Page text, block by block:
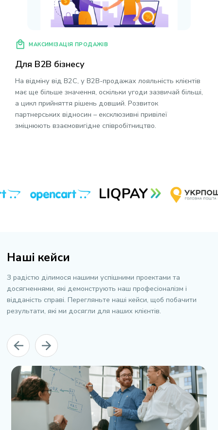
МАКСИМІЗАЦІЯ ПРОДАЖІВ
Для B2B бізнесу
На відміну від B2C, у B2B-продажах лояльність клієнтів
має ще більше значення, оскільки угоди зазвичай більші,
а цикл прийняття рішень довший. Розвиток
партнерських відносин – ексклюзивні привілеї
зміцнюють взаємовигідне співробітництво.
Наші кейси
З радістю ділимося нашими успішними проектами та
досягненнями, які демонструють наш професіоналізм і
відданість справі. Перегляньте наші кейси, щоб побачити
результати, які ми досягли для наших клієнтів.